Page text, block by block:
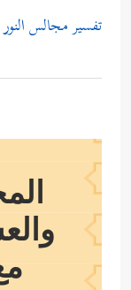
تفسير مجالس النور